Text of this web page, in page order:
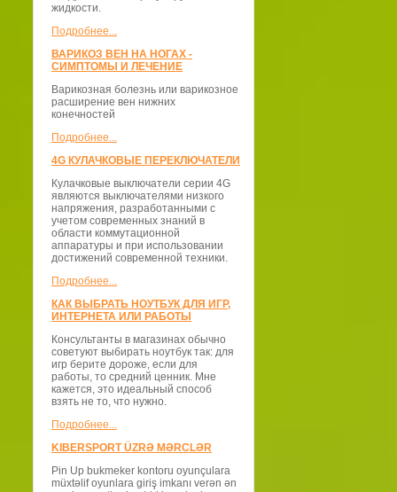
жидкости.
Подробнее...
ВАРИКОЗ ВЕН НА НОГАХ -
СИМПТОМЫ И ЛЕЧЕНИЕ
Варикозная болезнь или варикозное
расширение вен нижних
конечностей
Подробнее...
4G КУЛАЧКОВЫЕ ПЕРЕКЛЮЧАТЕЛИ
Кулачковые выключатели серии 4G
являются выключателями низкого
напряжения, разработанными с
учетом современных знаний в
области коммутационной
аппаратуры и при использовании
достижений современной техники.
Подробнее...
КАК ВЫБРАТЬ НОУТБУК ДЛЯ ИГР,
ИНТЕРНЕТА ИЛИ РАБОТЫ
Консультанты в магазинах обычно
советуют выбирать ноутбук так: для
игр берите дороже, если для
работы, то средний ценник. Мне
кажется, это идеальный способ
взять не то, что нужно.
Подробнее...
KIBERSPORT ÜZRƏ MƏRCLƏR
Pin Up bukmeker kontoru oyunçulara
müxtəlif oyunlara giriş imkanı verən ən